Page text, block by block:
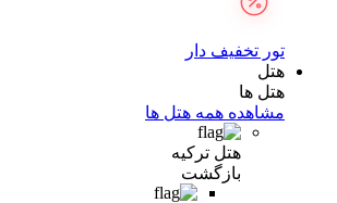
تور تخفیف دار
هتل
هتل ها
مشاهده همه هتل ها
هتل ترکیه
بازگشت